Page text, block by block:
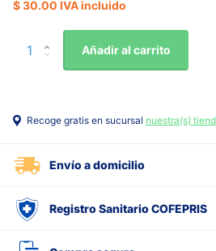
$ 30.00 IVA incluido
Añadir al carrito
Recoge gratis en sucursal nuestra(s)
Envío a domicilio
Registro Sanitario COFEPRIS